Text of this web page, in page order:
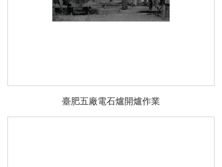
臺肥五廠電石爐開爐作業